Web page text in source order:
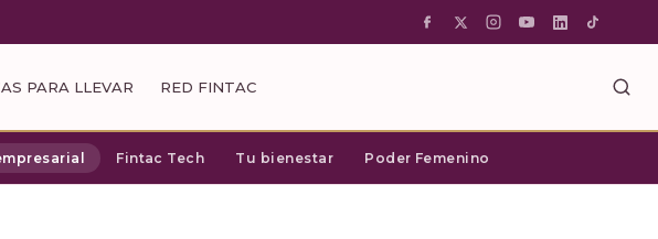
PARA LLEVAR RED FINTAC
Fintac Tech Tu bienestar Poder Femenino